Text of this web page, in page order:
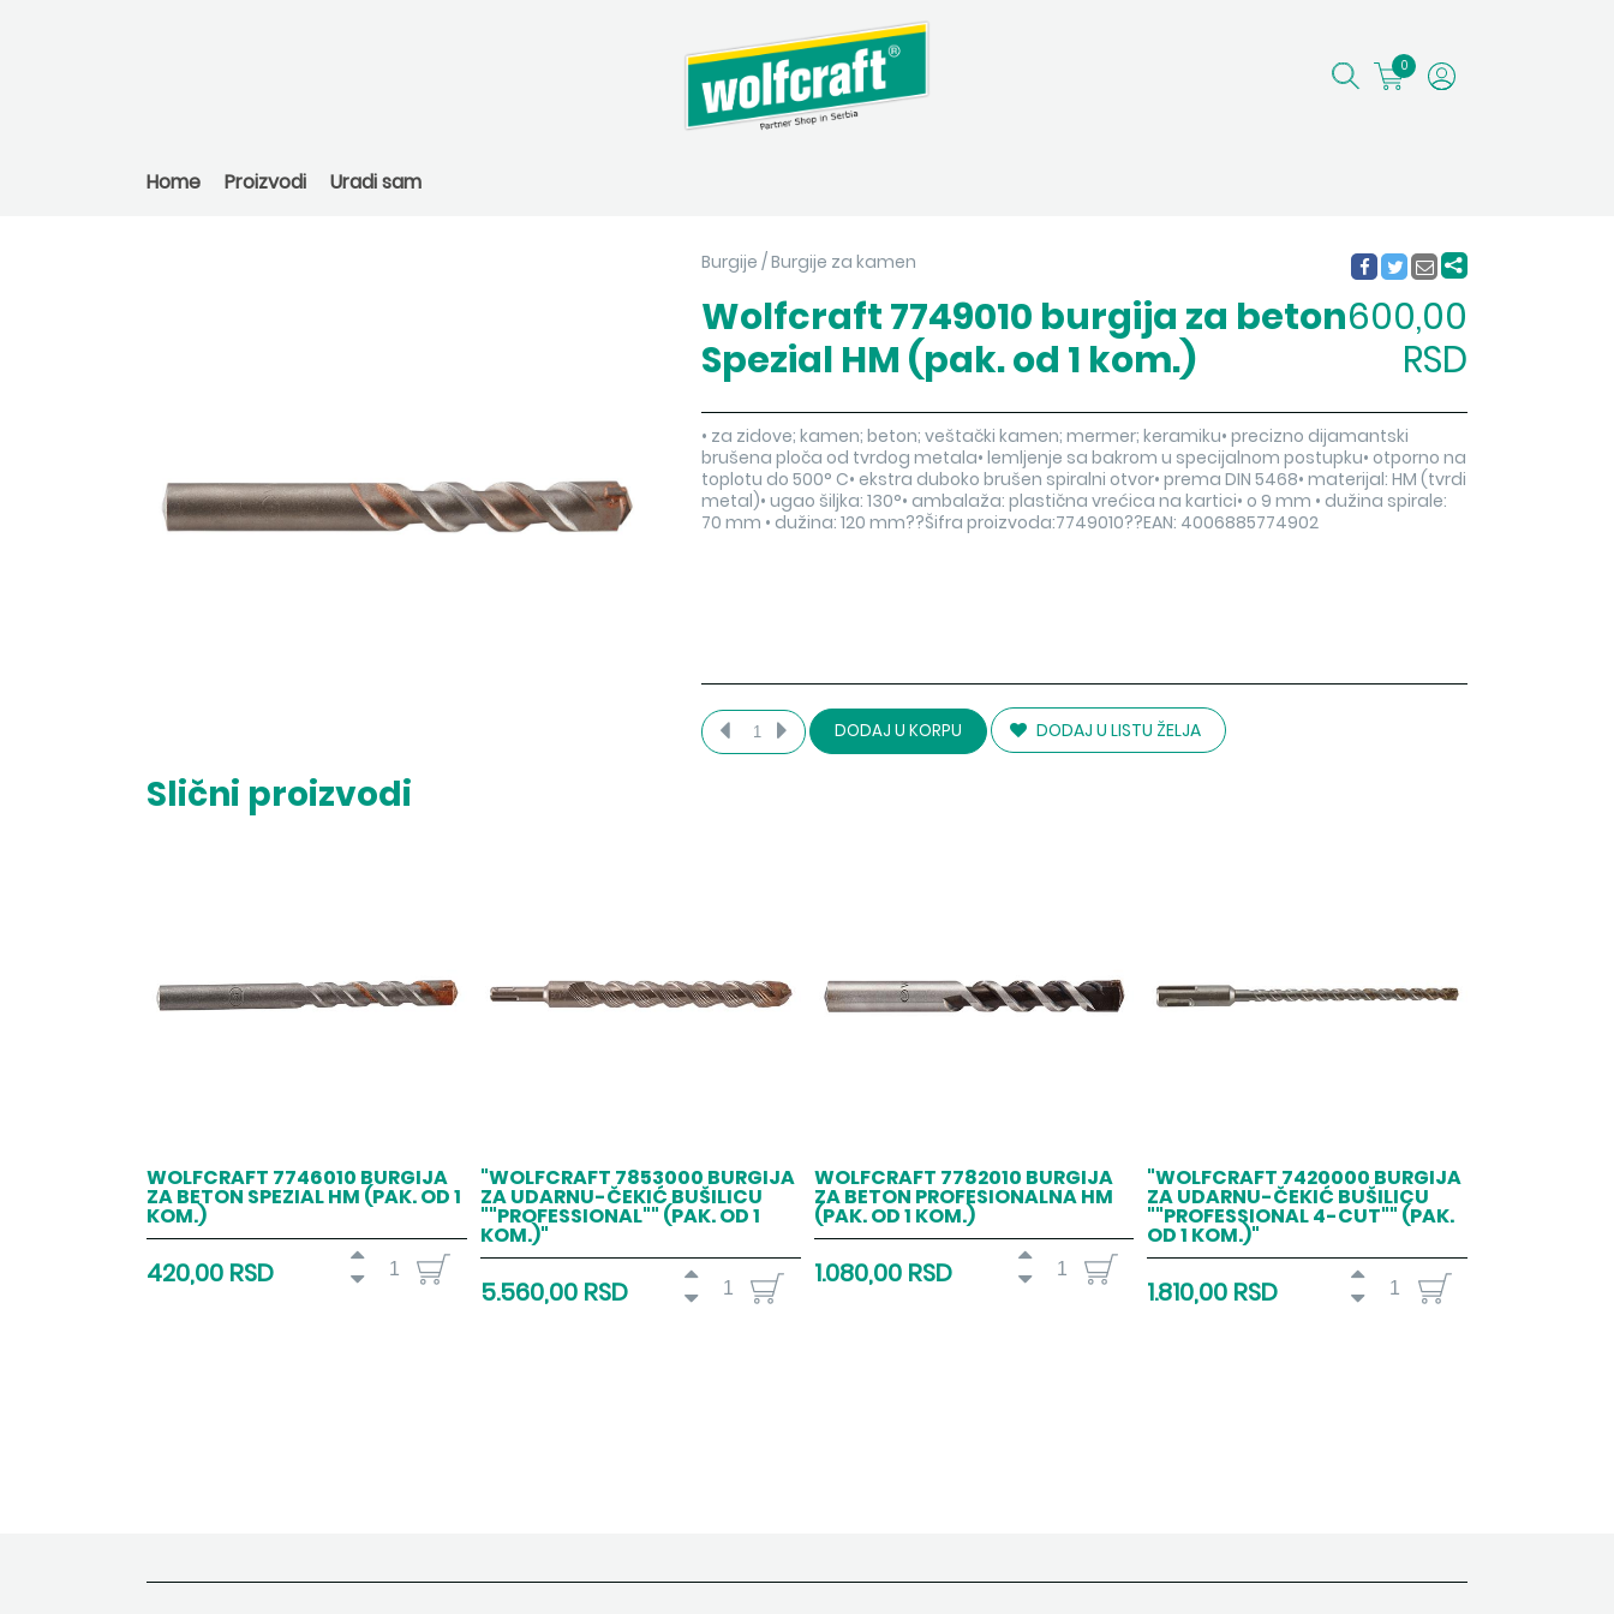
0
Home Proizvodi Uradi sam
Burgije /Burgije za kamen
Wolfcraft 7749010 burgija za beton
Spezial HM (pak. od 1 kom.)
600,00
RSD
• za zidove; kamen; beton; veštački kamen; mermer; keramiku• precizno dijamantski
brušena ploča od tvrdog metala• lemljenje sa bakrom u specijalnom postupku• otporno na
toplotu do 500° C• ekstra duboko brušen spiralni otvor• prema DIN 5468• materijal: HM (tvrdi
metal)• ugao šiljka: 130°• ambalaža: plastična vrećica na kartici• o 9 mm • dužina spirale:
70 mm • dužina: 120 mm??Šifra proizvoda:7749010??EAN: 4006885774902
DODAJ U KORPU DODAJ U LISTU ŽELJA
Slični proizvodi
WOLFCRAFT 7746010 BURGIJA
ZA BETON SPEZIAL HM (PAK. OD 1
KOM.)
420,00 RSD
"WOLFCRAFT 7853000 BURGIJA
ZA UDARNU-ČEKIĆ BUŠILICU
""PROFESSIONAL"" (PAK. OD 1
KOM.)"
5.560,00 RSD
WOLFCRAFT 7782010 BURGIJA
ZA BETON PROFESIONALNA HM
(PAK. OD 1 KOM.)
1.080,00 RSD
"WOLFCRAFT 7420000 BURGIJA
ZA UDARNU-ČEKIĆ BUŠILICU
""PROFESSIONAL 4-CUT"" (PAK.
OD 1 KOM.)"
1.810,00 RSD